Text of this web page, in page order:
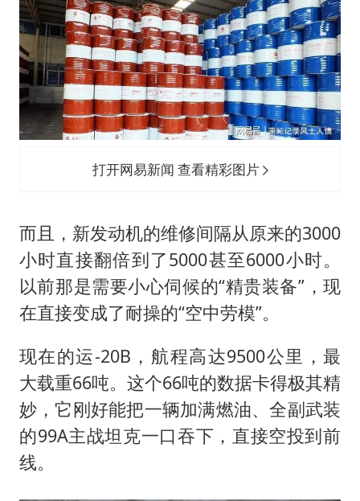
打开网易新闻 查看精彩图片
而且，新发动机的维修间隔从原来的3000
小时直接翻倍到了5000甚至6000小时。
以前那是需要小心伺候的“精贵装备”，现
在直接变成了耐操的“空中劳模”。
现在的运-20B，航程高达9500公里，最
大载重66吨。这个66吨的数据卡得极其精
妙，它刚好能把一辆加满燃油、全副武装
的99A主战坦克一口吞下，直接空投到前
线。